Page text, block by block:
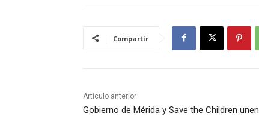
Compartir
Artículo anterior
Gobierno de Mérida y Save the Children unen